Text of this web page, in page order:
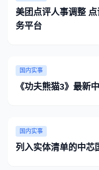
美团点评人事调整
务平台
国内实事
《功夫熊猫3》最新
国内实事
列入实体清单的中芯